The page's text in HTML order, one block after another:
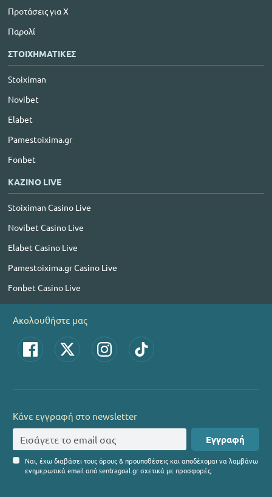
Προτάσεις για Χ
Παρολί
ΣΤΟΙΧΗΜΑΤΙΚΕΣ
Stoiximan
Novibet
Elabet
Pamestoixima.gr
Fonbet
ΚΑΖΙΝΟ LIVE
Stoiximan Casino Live
Novibet Casino Live
Elabet Casino Live
Pamestoixima.gr Casino Live
Fonbet Casino Live
Ακολουθήστε μας
Κάνε εγγραφή στο newsletter
Εγγραφή
Ναι, έχω διαβάσει τους όρους & προυποθέσεις και αποδέχομαι να λαμβάνω
ενημερωτικά email από sentragoal.gr σχετικά με προσφορές.